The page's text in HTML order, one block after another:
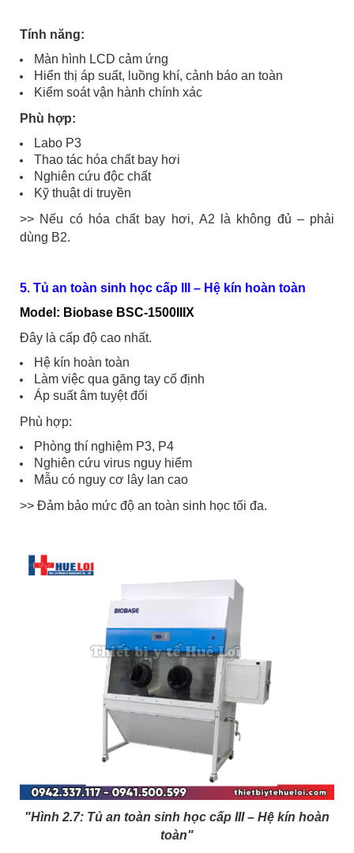
Tính năng:
Màn hình LCD cảm ứng
Hiển thị áp suất, luồng khí, cảnh báo an toàn
Kiểm soát vận hành chính xác
Phù hợp:
Labo P3
Thao tác hóa chất bay hơi
Nghiên cứu độc chất
Kỹ thuật di truyền
>> Nếu có hóa chất bay hơi, A2 là không đủ – phải
dùng B2.
5. Tủ an toàn sinh học cấp III – Hệ kín hoàn toàn
Model: Biobase BSC-1500IIIX
Đây là cấp độ cao nhất.
Hệ kín hoàn toàn
Làm việc qua găng tay cố định
Áp suất âm tuyệt đối
Phù hợp:
Phòng thí nghiệm P3, P4
Nghiên cứu virus nguy hiểm
Mẫu có nguy cơ lây lan cao
>> Đảm bảo mức độ an toàn sinh học tối đa.
"Hình 2.7: Tủ an toàn sinh học cấp III – Hệ kín hoàn
toàn"